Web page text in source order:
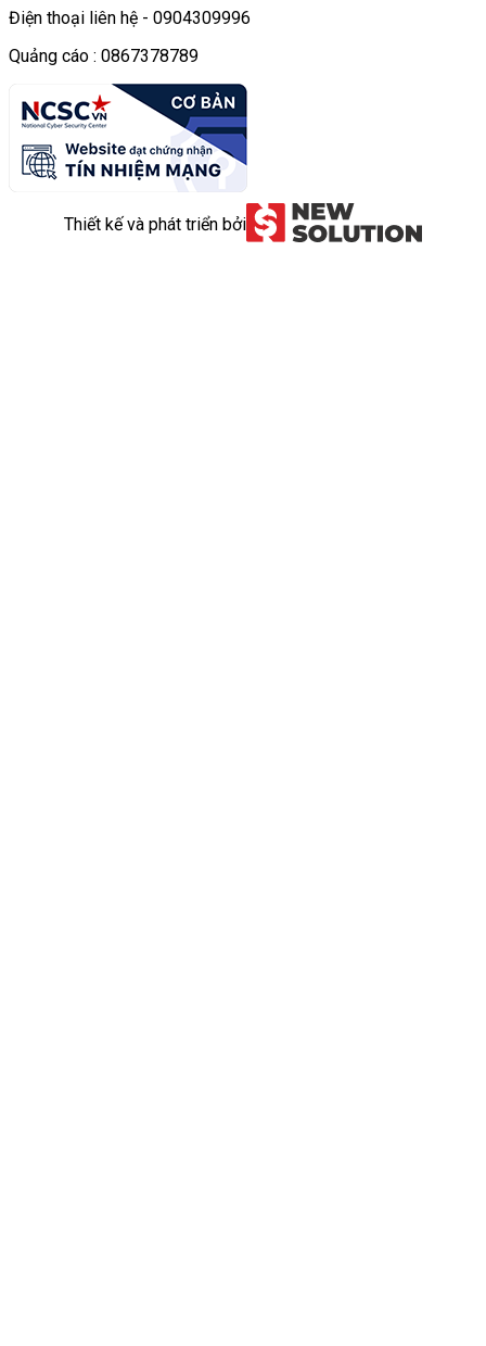
Điện thoại liên hệ - 0904309996
Quảng cáo : 0867378789
Thiết kế và phát triển bởi